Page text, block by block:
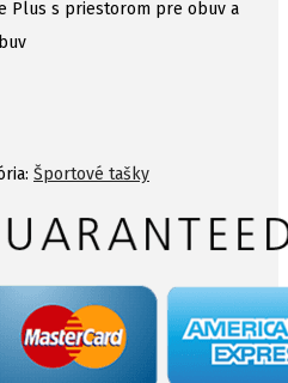
Plus s priestorom pre obuv a
Športové tašky